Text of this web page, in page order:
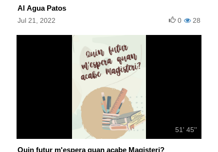
Al Agua Patos
Jul 21, 2022 28
0
51' 45''
Quin futur m'espera quan acabe Magisteri?